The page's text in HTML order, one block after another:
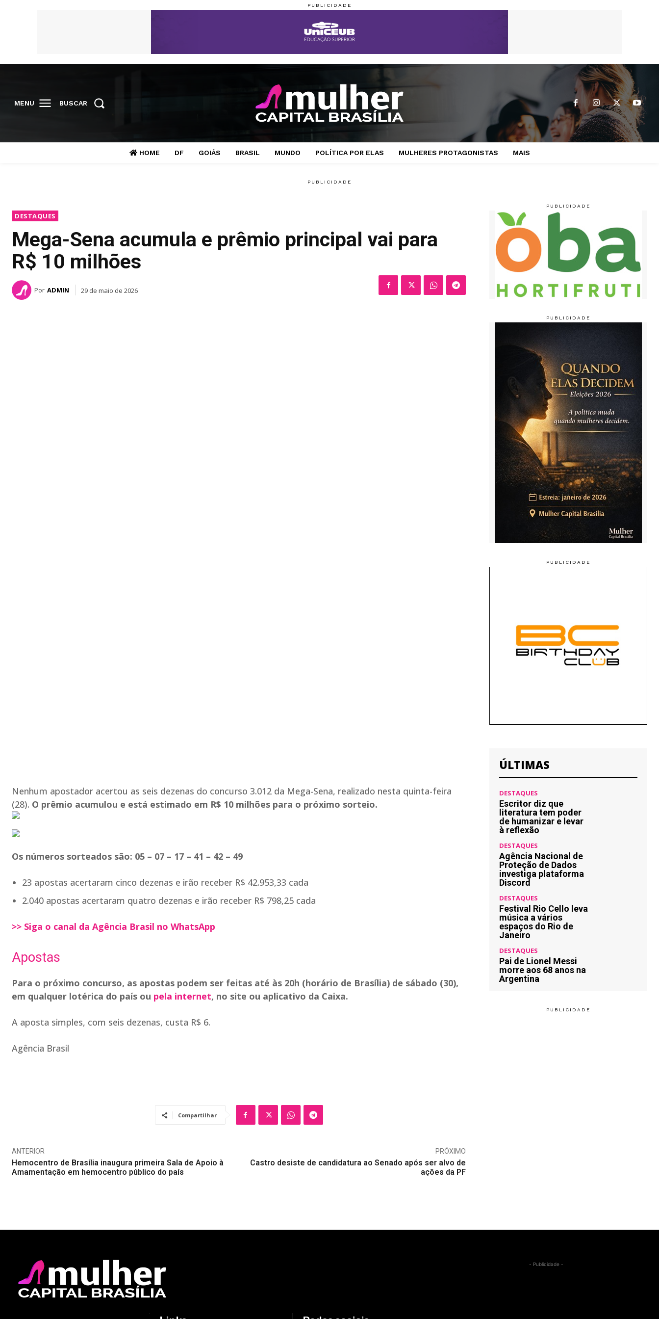
MENU BUSCAR
HOME DF GOIÁS BRASIL MUNDO POLÍTICA POR ELAS MULHERES PROTAGONISTAS MAIS
DESTAQUES
Mega-Sena acumula e prêmio principal vai para
R$ 10 milhões
Por ADMIN 29 de maio de 2026
Nenhum apostador acertou as seis dezenas do concurso 3.012 da Mega-Sena, realizado nesta quinta-feira
(28). O prêmio acumulou e está estimado em R$ 10 milhões para o próximo sorteio.
Os números sorteados são: 05 – 07 – 17 – 41 – 42 – 49
23 apostas acertaram cinco dezenas e irão receber R$ 42.953,33 cada
2.040 apostas acertaram quatro dezenas e irão receber R$ 798,25 cada
>> Siga o canal da Agência Brasil no WhatsApp
Apostas
Para o próximo concurso, as apostas podem ser feitas até às 20h (horário de Brasília) de sábado (30),
em qualquer lotérica do país ou pela internet, no site ou aplicativo da Caixa.
A aposta simples, com seis dezenas, custa R$ 6.
Agência Brasil
Compartilhar
ANTERIOR
Hemocentro de Brasília inaugura primeira Sala de Apoio à
Amamentação em hemocentro público do país
PRÓXIMO
Castro desiste de candidatura ao Senado após ser alvo de
ações da PF
ÚLTIMAS
DESTAQUES
Escritor diz que
literatura tem poder
de humanizar e levar
à reflexão
DESTAQUES
Agência Nacional de
Proteção de Dados
investiga plataforma
Discord
DESTAQUES
Festival Rio Cello leva
música a vários
espaços do Rio de
Janeiro
DESTAQUES
Pai de Lionel Messi
morre aos 68 anos na
Argentina
- Publicidade -